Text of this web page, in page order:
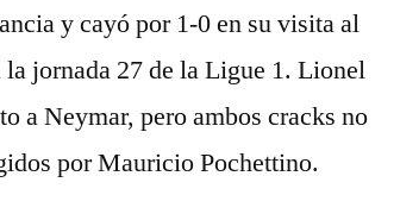
y cayó por 1-0 en su visita al
jornada 27 de la Ligue 1. Lionel
a Neymar, pero ambos cracks no
por Mauricio Pochettino.